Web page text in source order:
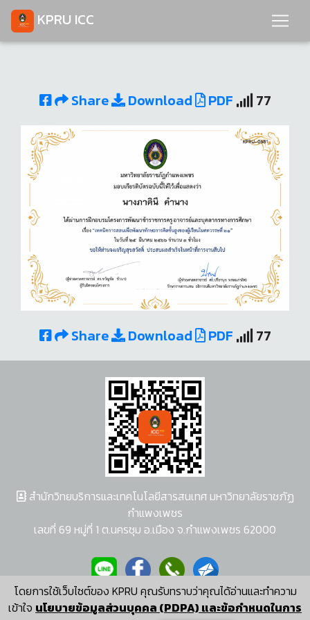
KPRU ICC
Share Download PDF 77
Share Download PDF 77
โดยการใช้เว็บไซต์ของ KPRU คุณรับทราบว่าคุณได้อ่านและทำความ
เข้าใจ นโยบายข้อมูลส่วนบุคคล (PDPA) และข้อกำหนดในการ
สำนักวิทยบริการและเทคโนโลยีสารสนเทศ มหาวิทยาลัยราชภัฏ
กำแพงเพชร
เลขที่ 69 หมู่ที่ 1 ต.นครชุม อ.เมือง จ.กำแพงเพชร 62000
ผู้พัฒนาระบบ อนุชา พวงผกา